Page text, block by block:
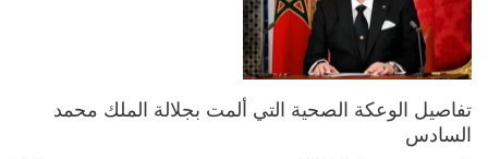
تفاصيل الوعكة الصحية التي ألمت بجلالة الملك محمد
السادس